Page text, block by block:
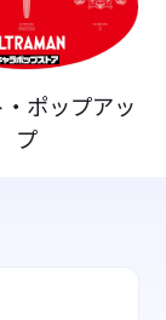
ポップアッ
プ